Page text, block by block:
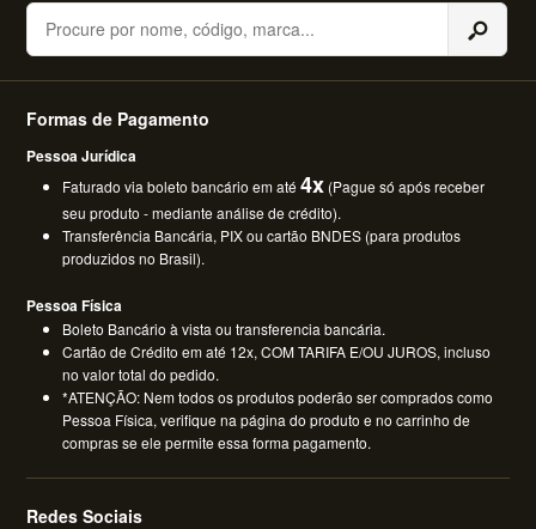
Buscar
Formas de Pagamento
Pessoa Jurídica
Faturado via boleto bancário em até4x (Pague só após receber
seu produto - mediante análise de crédito).
Transferência Bancária, PIX ou cartão BNDES (para produtos
produzidos no Brasil).
Pessoa Física
Boleto Bancário à vista ou transferencia bancária.
Cartão de Crédito em até 12x, COM TARIFA E/OU JUROS, incluso
no valor total do pedido.
*ATENÇÃO: Nem todos os produtos poderão ser comprados como
Pessoa Física, verifique na página do produto e no carrinho de
compras se ele permite essa forma pagamento.
Redes Sociais